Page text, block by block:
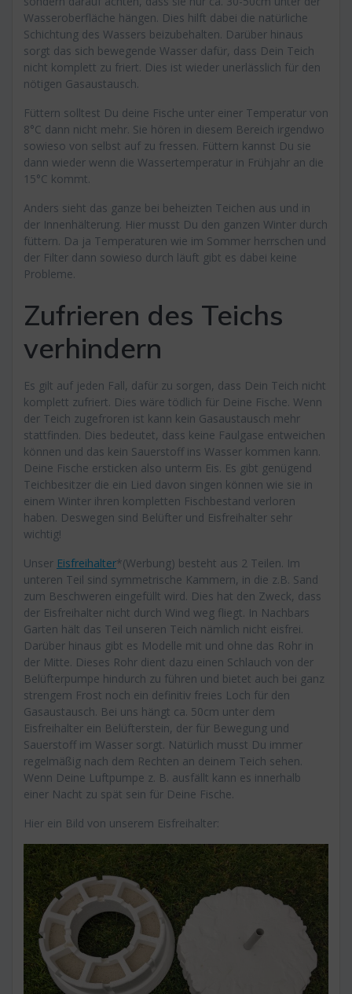
Wasseroberfläche hängen. Dies hilft dabei die natürliche
Schichtung des Wassers beizubehalten. Darüber hinaus
sorgt das sich bewegende Wasser dafür, dass Dein Teich
nicht komplett zu friert. Dies ist wieder unerlässlich für den
nötigen Gasaustausch.
Füttern solltest Du deine Fische unter einer Temperatur von
8°C dann nicht mehr. Sie hören in diesem Bereich irgendwo
sowieso von selbst auf zu fressen. Füttern kannst Du sie
dann wieder wenn die Wassertemperatur in Frühjahr an die
15°C kommt.
Anders sieht das ganze bei beheizten Teichen aus und in
der Innenhälterung. Hier musst Du den ganzen Winter durch
füttern. Da ja Temperaturen wie im Sommer herrschen und
der Filter dann sowieso durch läuft gibt es dabei keine
Probleme.
Zufrieren des Teichs
verhindern
Es gilt auf jeden Fall, dafür zu sorgen, dass Dein Teich nicht
komplett zufriert. Dies wäre tödlich für Deine Fische. Wenn
der Teich zugefroren ist kann kein Gasaustausch mehr
stattfinden. Dies bedeutet, dass keine Faulgase entweichen
können und das kein Sauerstoff ins Wasser kommen kann.
Deine Fische ersticken also unterm Eis. Es gibt genügend
Teichbesitzer die ein Lied davon singen können wie sie in
einem Winter ihren kompletten Fischbestand verloren
haben. Deswegen sind Belüfter und Eisfreihalter sehr
wichtig!
Unser Eisfreihalter*(Werbung) besteht aus 2 Teilen. Im
unteren Teil sind symmetrische Kammern, in die z.B. Sand
zum Beschweren eingefüllt wird. Dies hat den Zweck, dass
der Eisfreihalter nicht durch Wind weg fliegt. In Nachbars
Garten hält das Teil unseren Teich nämlich nicht eisfrei.
Darüber hinaus gibt es Modelle mit und ohne das Rohr in
der Mitte. Dieses Rohr dient dazu einen Schlauch von der
Belüfterpumpe hindurch zu führen und bietet auch bei ganz
strengem Frost noch ein definitiv freies Loch für den
Gasaustausch. Bei uns hängt ca. 50cm unter dem
Eisfreihalter ein Belüfterstein, der für Bewegung und
Sauerstoff im Wasser sorgt. Natürlich musst Du immer
regelmäßig nach dem Rechten an deinem Teich sehen.
Wenn Deine Luftpumpe z. B. ausfällt kann es innerhalb
einer Nacht zu spät sein für Deine Fische.
Hier ein Bild von unserem Eisfreihalter: